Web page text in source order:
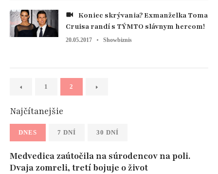
Cruisa randí s TÝMTO slávnym hercom!
20.05.2017 Showbiznis
1 2
Najčítanejšie
DNES 7 DNÍ 30 DNÍ
Medvedica zaútočila na súrodencov na poli.
Dvaja zomreli, tretí bojuje o život